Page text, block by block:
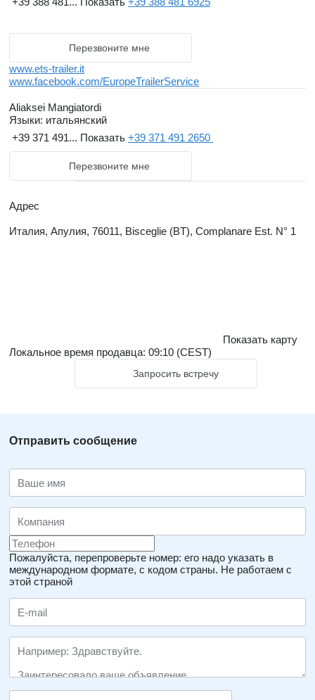
Перезвоните мне
www.ets-trailer.it
www.facebook.com/EuropeTrailerService
Aliaksei Mangiatordi
Языки: итальянский
+39 371 491... Показать +39 371 491 2650
Перезвоните мне
Адрес
Италия, Апулия, 76011, Bisceglie (BT), Complanare Est. N° 1
Показать карту
Локальное время продавца: 09:10 (CEST)
Запросить встречу
Отправить сообщение
Пожалуйста, перепроверьте номер: его надо указать в
международном формате, с кодом страны. Не работаем с
этой страной